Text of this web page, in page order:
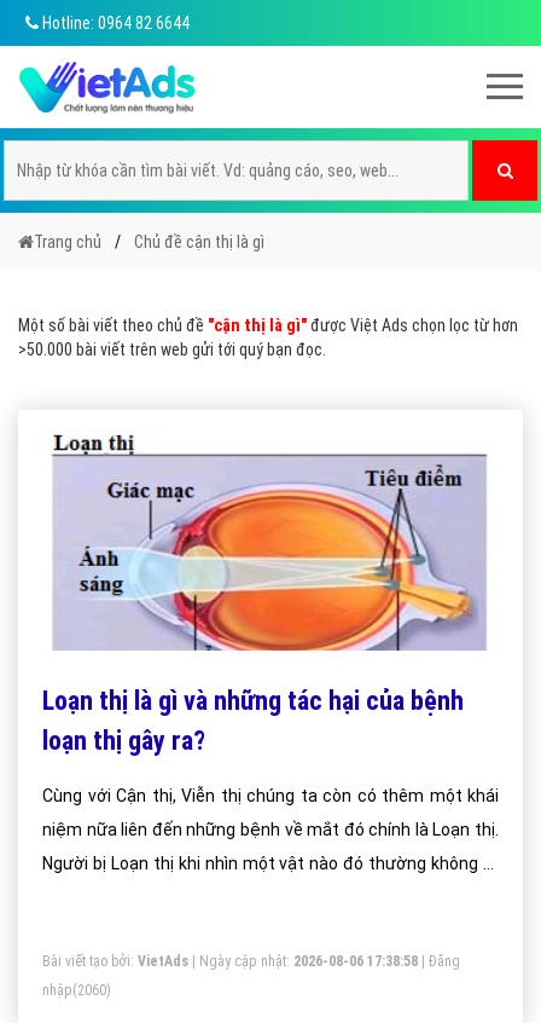
Hotline: 0964 82 6644
Trang chủ Chủ đề cận thị là gì
Một số bài viết theo chủ đề "cận thị là gì"được Việt Ads chọn lọc từ hơn
>50.000 bài viết trên web gửi tới quý bạn đọc.
Loạn thị là gì và những tác hại của bệnh
loạn thị gây ra?
Cùng với Cận thị, Viễn thị chúng ta còn có thêm một khái
niệm nữa liên đến những bệnh về mắt đó chính là Loạn thị.
Người bị Loạn thị khi nhìn một vật nào đó thường không rõ
tác hại của nó. Vậy bệnh Loạn thị là gì, biểu hiện của nó ra
sao mời các bạn tham khảo bài viết này để biết thêm
Bài viết tạo bởi: VietAds | Ngày cập nhật: 2026-08-06 17:38:58
Đăng
nhập(2060)